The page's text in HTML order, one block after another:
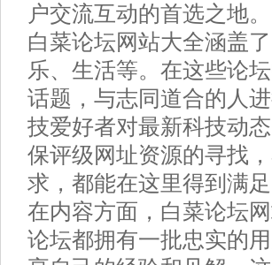
户交流互动的首选之地。
白菜论坛网站大全涵盖
乐、生活等。在这些论
话题，与志同道合的人
技爱好者对最新科技动
保评级网址资源的寻找
求，都能在这里得到满足
在内容方面，白菜论坛
论坛都拥有一批忠实的